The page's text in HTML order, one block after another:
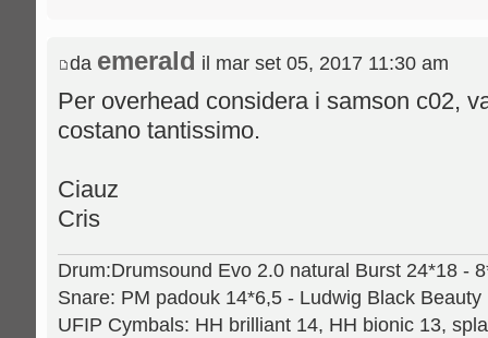
da emerald il mar set 05, 2017 11:30 am
Per overhead considera i samson c02,
costano tantissimo.
Ciauz
Cris
Drum:Drumsound Evo 2.0 natural Burst 24*18 -
Snare: PM padouk 14*6,5 - Ludwig Black
UFIP Cymbals: HH brilliant 14, HH bionic 13,